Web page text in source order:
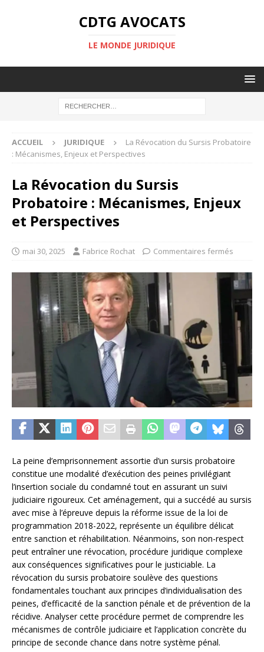
CDTG AVOCATS
LE MONDE JURIDIQUE
ACCUEIL JURIDIQUE
La Révocation du Sursis Probatoire
: Mécanismes, Enjeux et Perspectives
La Révocation du Sursis
Probatoire : Mécanismes, Enjeux
et Perspectives
mai 30, 2025 Fabrice Rochat Commentaires fermés
La peine d’emprisonnement assortie d’un sursis probatoire
constitue une modalité d’exécution des peines privilégiant
l’insertion sociale du condamné tout en assurant un suivi
judiciaire rigoureux. Cet aménagement, qui a succédé au sursis
avec mise à l’épreuve depuis la réforme issue de la loi de
programmation 2018-2022, représente un équilibre délicat
entre sanction et réhabilitation. Néanmoins, son non-respect
peut entraîner une révocation, procédure juridique complexe
aux conséquences significatives pour le justiciable. La
révocation du sursis probatoire soulève des questions
fondamentales touchant aux principes d’individualisation des
peines, d’efficacité de la sanction pénale et de prévention de la
récidive. Analyser cette procédure permet de comprendre les
mécanismes de contrôle judiciaire et l’application concrète du
principe de seconde chance dans notre système pénal.